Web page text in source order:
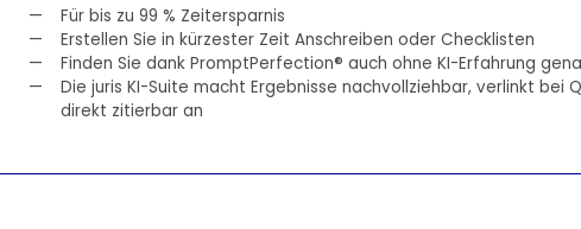
Für bis zu 99 % Zeitersparnis
Erstellen Sie in kürzester Zeit Anschreiben oder Checklisten
Finden Sie dank PromptPerfection® auch ohne KI-Erfahrung
Die juris KI-Suite macht Ergebnisse nachvollziehbar, verlinkt
direkt zitierbar an